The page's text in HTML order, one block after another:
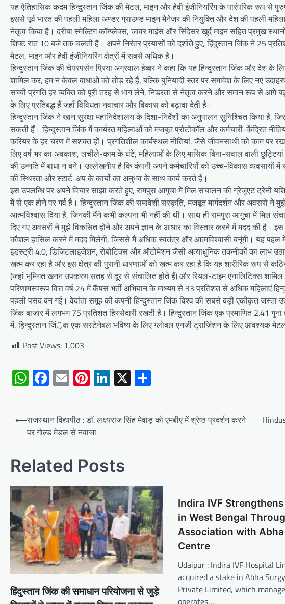
यह ऐतिहासिक कदम हिन्दुस्तान जिंक की मेटल, माइन और हेवी इंजीनियरिंग के पारंपरिक रूप से
इससे पूर्व भारत की पहली महिला अण्डर ग्राउण्ड माइन मैनेजर की नियुक्ति और देश की पहली
नेतृत्व किया है। दरीबा स्मेल्टिंग कॉम्प्लेक्स, जावर माइंस और सिंदेसर खुर्द माइन सहित प्रमुख
शिफ्ट रात 10 बजे तक चलती है। अपने निरंतर प्रयासों को दर्शाते हुए, हिंदुस्तान जिंक ने 25
मेटल, माइन और हेवी इंजीनियरिंग क्षेत्रों में सबसे अधिक है।
हिन्दुस्तान जिंक की चेयरपर्सन प्रिया अग्रवाल हेब्बर ने कहा कि यह हिन्दुस्तान जिंक और देश के
शामिल कर, हम न केवल बाधाओं को तोड़ रहे हैं, बल्कि बुनियादी स्तर पर समावेश के लिए नए
सच्ची प्रगति हर व्यक्ति को पूरी तरह से भाग लेने, निडरता से नेतृत्व करने और समान रूप से आगे
के लिए प्रतिबद्ध हैं जहाँ विविधता नवाचार और विकास को बढ़ावा देती है।
हिन्दुस्तान जिंक ने खान सुरक्षा महानिदेशालय के दिशा-निर्देशों का अनुपालन सुनिश्चित किया है,
सकती हैं। हिन्दुस्तान जिंक में कार्यरत महिलाओं को मजबूत प्रोटोकॉल और कर्मचारी-केंद्रित
करियर के हर चरण में सशक्त हों। प्रगतिशील कार्यस्थल नीतियां, जैसे जीवनसाथी को काम पर
लिए वर्ष भर का अवकाश, लचीले-काम के घंटे, महिलाओं के लिए मासिक बिना-सवाल वाली
की उन्नति में बाधा न बने। उल्लेखनीय है कि कंपनी अपने कर्मचारियों को उच्च-विकास व्यवसायों
की स्थिरता और स्टार्ट-अप के कार्यो का अनुभव के साथ कार्य करते है।
इस उपलब्धि पर अपने विचार साझा करते हुए, रामपुरा आगुचा में मिल संचालन की ग्रेजुएट ट्रेनी
में से एक होने पर गर्व है। हिन्दुस्तान जिंक की समावेशी संस्कृति, मजबूत मार्गदर्शन और अवसरों
आत्मविश्वास दिया है, जिनकी मैंने कभी कल्पना भी नहीं की थी। साथ ही रामपुरा आगुचा में मिल
दिए गए अवसरों ने मुझे विकसित होने और अपने ज्ञान के आधार का विस्तार करने में मदद की है।
कौशल हासिल करने में मदद मिलेगी, जिससे मैं अधिक स्वतंत्र और आत्मविश्वासी बनूंगी। यह पहल
इंडस्ट्री 4.0, डिजिटलाइजेशन, रोबोटिक्स और ऑटोमेशन जैसी अत्याधुनिक तकनीकों का लाभ
खत्म कर रहा है और इस क्षेत्र की पुरानी धारणाओं को खत्म कर रहा है कि यह शारीरिक रूप से
(जहां भूमिगत खनन उपकरण सतह से दूर से संचालित होते हैं) और रियल-टाइम एनालिटिक्स
परिणामस्वरूप वित्त वर्ष 24 में कैंपस भर्ती अभियान के माध्यम से 33 प्रतिशत से अधिक महिलाएं
पहली पसंद बन गई। वेदांता समूह की कंपनी हिन्दुस्तान जिंक विश्व की सबसे बड़ी एकीकृत जस्ता
जिंक बाजार में लगभग 75 प्रतिशत हिस्सेदारी रखती है। हिन्दुस्तान जिंक एक प्रमाणित 2.41
में, हिन्दुस्तान जिं़क एक सस्टेनेबल भविष्य के लिए ग्लोबल एनर्जी ट्राजिंशन के लिए आवश्यक
Post Views: 1,003
WhatsApp
Facebook
EmailPinterest
LinkedIn
X
Post
navigation
⟵राजस्थान विद्यापीठ : डॉ. लक्ष्यराज सिंह मेवाड़ को एमबीए में श्रेष्ठ प्रदर्शन करने
पर गोल्ड मेडल से नवाजा
Related Posts
हिंदुस्तान जिंक की समाधान परियोजना से जुड़े
Indira IVF
in West Bengal
Association with
Centre
Udaipur : Indira IVF Hospital
acquired a stake in Abha
Private Limited, which
operates…